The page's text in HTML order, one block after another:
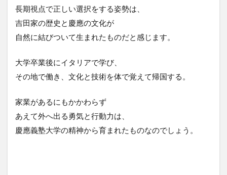
長期視点で正しい選択をする姿勢は、
吉田家の歴史と慶應の文化が
自然に結びついて生まれたものだと感じます。
大学卒業後にイタリアで学び、
その地で働き、文化と技術を体で覚えて帰国する。
家業があるにもかかわらず
あえて外へ出る勇気と行動力は、
慶應義塾大学の精神から育まれたものなのでしょう。